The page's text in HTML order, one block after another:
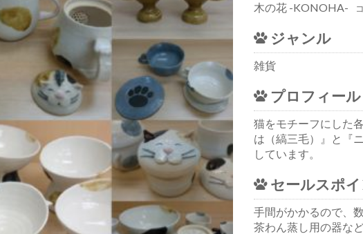
木の花 -KONOHA-
ジャンル
雑貨
プロフィール
猫をモチーフにした
は（縞三毛）』と『
しています。
セールスポイ
手間がかかるので、
茶わん蒸し用の器な